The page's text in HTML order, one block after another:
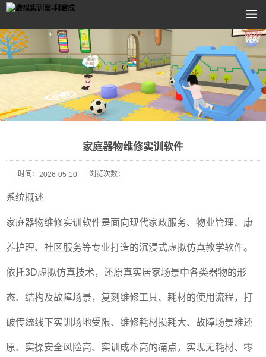
家庭器物维修实训软件
时间： 2026-05-10 浏览次数：
系统概述
家庭器物维修实训软件是面向现代家政服务、物业管理、康
养护理、社区服务等专业打造的沉浸式虚拟仿真教学软件。
依托3D虚拟仿真技术，还原真实居家场景中各类器物的形
态、结构及故障场景，复刻维修工具、耗材的使用流程，打
破传统线下实训场地受限、维修耗材损耗大、故障场景难还
原、实操安全风险高、实训成本高的痛点，实现无耗材、零